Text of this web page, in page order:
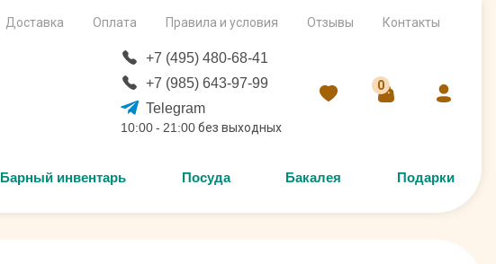
Доставка Оплата Правила и условия Отзывы Контакты
+7 (495) 480-68-41
+7 (985) 643-97-99
Telegram
10:00 - 21:00 без выходных
0
Барный инвентарь Посуда Бакалея Подарки